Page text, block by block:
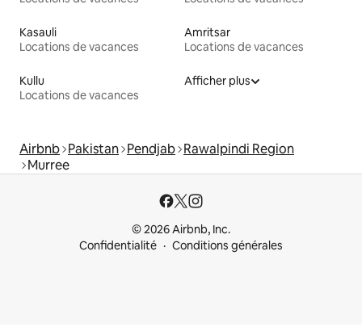
Kasauli
Locations de vacances
Amritsar
Locations de vacances
Kullu
Locations de vacances
Afficher plus
Airbnb Pakistan Pendjab Rawalpindi Region
Murree
© 2026 Airbnb, Inc.
Confidentialité
Conditions générales